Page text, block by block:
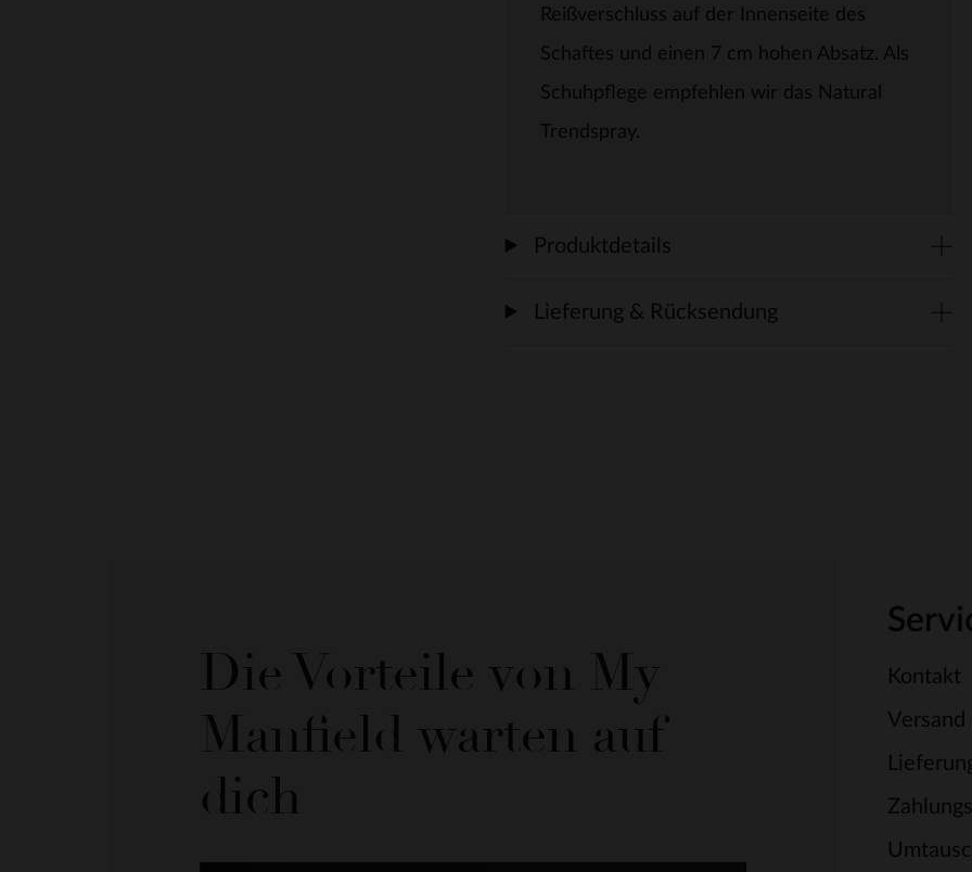
Reißverschluss auf der Innenseite des
Schaftes und einen 7 cm hohen Absatz. Als
Schuhpflege empfehlen wir das Natural
Trendspray.
Produktdetails
Lieferung & Rücksendung
Die Vorteile von My
Manfield warten auf
dich
Kontakt
Versand